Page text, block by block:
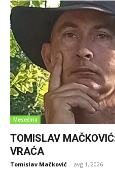
Mesečina
TOMISLAV
VRAĆA
Tomislav Mačković - avg 1, 2026